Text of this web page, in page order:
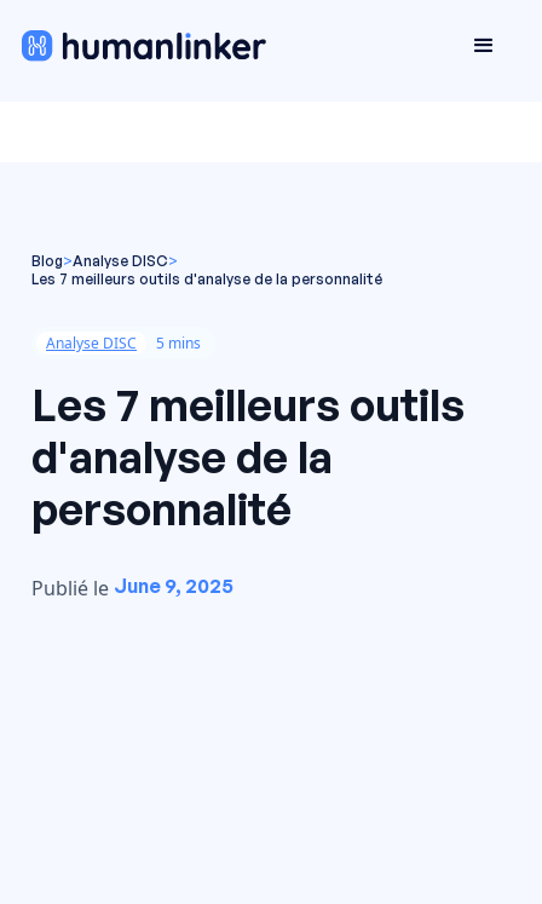
Blog>Analyse DISC>
Les 7 meilleurs outils d'analyse de la personnalité
Analyse DISC 5 mins
Les 7 meilleurs outils
d'analyse de la
personnalité
Publié le June 9, 2025